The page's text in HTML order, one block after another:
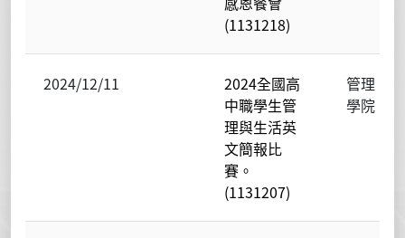
(1131218)
2024/12/11
2024全國高
中職學生管
理與生活英
文簡報比
賽。
(1131207)
管理
學院